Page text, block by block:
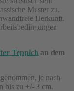
Muster zu.
Herkunft.
Teppich an dem
je nach
bis zu +/- 3 cm.